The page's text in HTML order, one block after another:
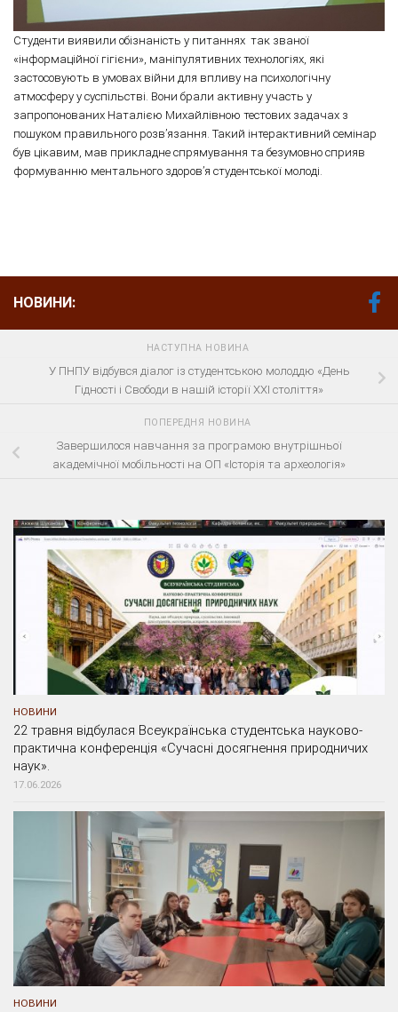
Студенти виявили обізнаність у питаннях так званої
«інформаційної гігієни», маніпулятивних технологіях, які
застосовують в умовах війни для впливу на психологічну
атмосферу у суспільстві. Вони брали активну участь у
запропонованих Наталією Михайлівною тестових задачах з
пошуком правильного розв’язання. Такий інтерактивний семінар
був цікавим, мав прикладне спрямування та безумовно сприяв
формуванню ментального здоров’я студентської молоді.
НОВИНИ:
НАСТУПНА НОВИНА
У ПНПУ відбувся діалог із студентською молоддю «День
Гідності і Свободи в нашій історії ХХІ століття»
ПОПЕРЕДНЯ НОВИНА
Завершилося навчання за програмою внутрішньої
академічної мобільності на ОП «Історія та археологія»
НОВИНИ
22 травня відбулася Всеукраїнська студентська науково-
практична конференція «Сучасні досягнення природничих
наук».
17.06.2026
НОВИНИ